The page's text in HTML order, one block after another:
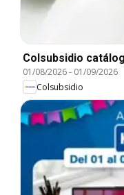
Colsubsidio
01/08/2026- 01/09/2026
Colsubsidio